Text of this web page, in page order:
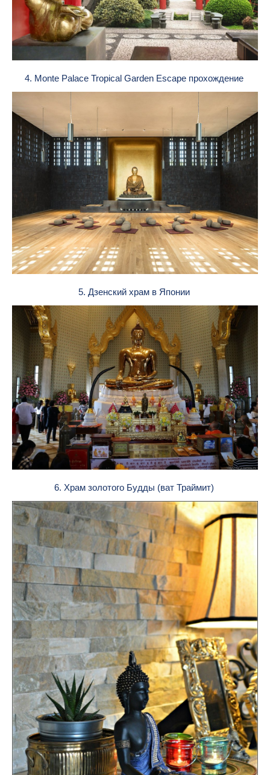
4. Monte Palace Tropical Garden Escape прохождение
5. Дзенский храм в Японии
6. Храм золотого Будды (ват Траймит)